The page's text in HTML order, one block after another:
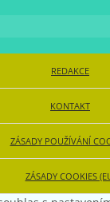
REDAKCE
KONTAKT
ZÁSADY POUŽÍVÁNÍ
ZÁSADY COOKIES